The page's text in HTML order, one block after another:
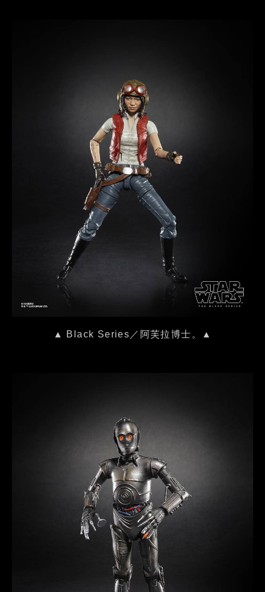
▲ Black Series／阿芙拉博士。▲